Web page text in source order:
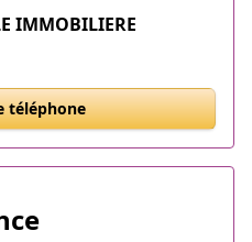
IMMOBILIERE
téléphone